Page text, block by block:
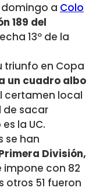
a Colo
189 del
13º de la
triunfo en Copa
un cuadro albo
certamen local
de sacar
la UC.
se han
División,
impone con 82
otros 51 fueron